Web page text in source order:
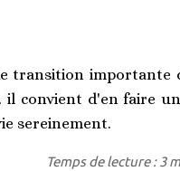
transition importante
convient d'en faire
sereinement.
Temps de lecture : 3